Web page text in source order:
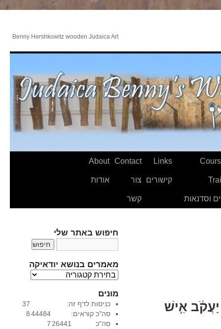
Benny Hershkowitz wooden Judaica Art
וסדנאות
Links
קישורים
Contact
צור
קשר
About
אודות
אִ֥ישׁ
חיפוש באתר שלי
מאמרים בנושא יודאיקה
מ
מ
ר
י
ם
מונים
37
8
כניסות לדף זה:
44484
7
סה"כ קוראים:
26441
סה"כ